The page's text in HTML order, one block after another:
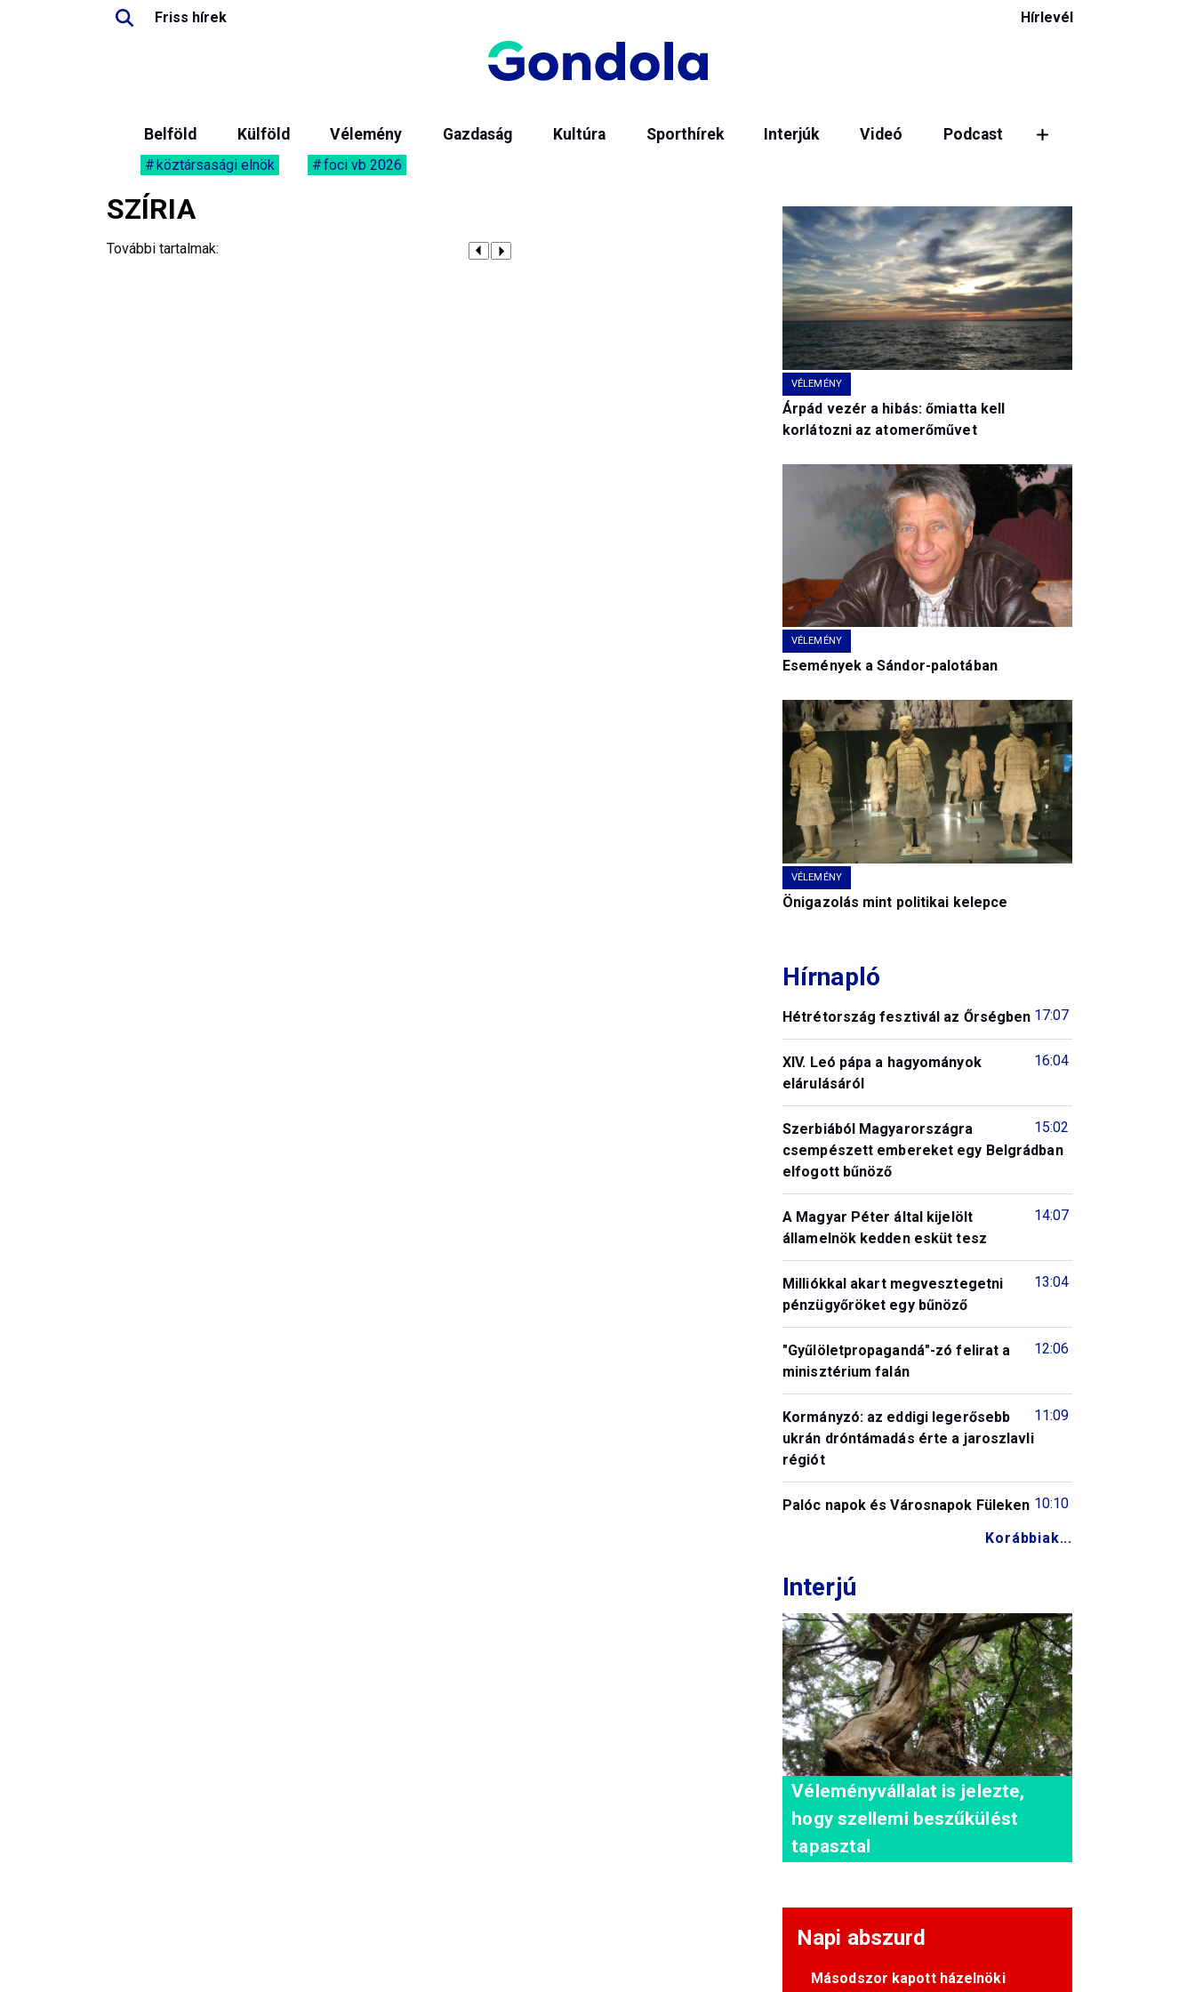
Friss hírek Hírlevél
Belföld Külföld Vélemény Gazdaság Kultúra Sporthírek Interjúk Videó Podcast
köztársasági elnök foci vb 2026
SZÍRIA
További tartalmak:
VÉLEMÉNY
Árpád vezér a hibás: őmiatta kell
korlátozni az atomerőművet
VÉLEMÉNY
Események a Sándor-palotában
VÉLEMÉNY
Önigazolás mint politikai kelepce
Hírnapló
17:07
Hétrétország fesztivál az Őrségben
16:04
XIV. Leó pápa a hagyományok
elárulásáról
15:02
Szerbiából Magyarországra
csempészett embereket egy Belgrádban
elfogott bűnöző
14:07
A Magyar Péter által kijelölt
államelnök kedden esküt tesz
13:04
Milliókkal akart megvesztegetni
pénzügyőröket egy bűnöző
12:06
"Gyűlöletpropagandá"-zó felirat a
minisztérium falán
11:09
Kormányzó: az eddigi legerősebb
ukrán dróntámadás érte a jaroszlavli
régiót
10:10
Palóc napok és Városnapok Füleken
Korábbiak...
Interjú
Véleményvállalat is jelezte,
hogy szellemi beszűkülést
tapasztal
Napi abszurd
Másodszor kapott házelnöki